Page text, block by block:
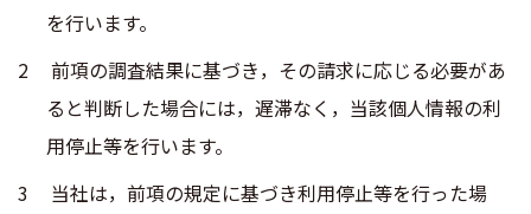
を行います。
前項の調査結果に基づき，その請求に応じる必要があ
ると判断した場合には，遅滞なく，当該個人情報の利
用停止等を行います。
当社は，前項の規定に基づき利用停止等を行った場